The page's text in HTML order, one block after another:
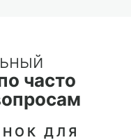
часто
ДЛЯ